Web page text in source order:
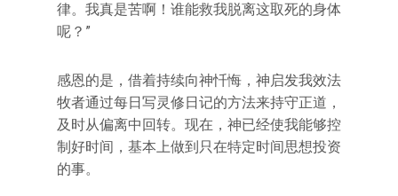
律。我真是苦啊！谁能救我脱离这取死的身体
呢？”
感恩的是，借着持续向神忏悔，神启发我效法
牧者通过每日写灵修日记的方法来持守正道，
及时从偏离中回转。现在，神已经使我能够控
制好时间，基本上做到只在特定时间思想投资
的事。